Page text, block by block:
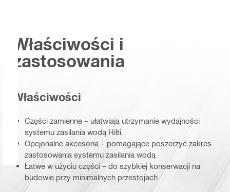
Właściwości i
zastosowania
Właściwości
Części zamienne – ułatwiają utrzymanie wydajności
systemu zasilania wodą Hilti
Opcjonalne akcesoria – pomagające poszerzyć zakres
zastosowania systemu zasilania wodą
Łatwe w użyciu części – do szybkiej konserwacji na
budowie przy minimalnych przestojach